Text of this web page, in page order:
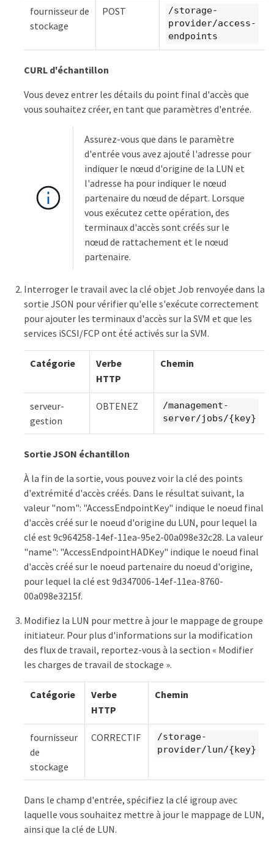
fournisseur de
stockage
POST
/storage-
provider/access-
endpoints
CURL d'échantillon
Vous devez entrer les détails du point final d'accès que
vous souhaitez créer, en tant que paramètres d'entrée.
Assurez-vous que dans le paramètre
d'entrée vous avez ajouté l'adresse pour
indiquer le nœud d'origine de la LUN et
l'adresse ha pour indiquer le nœud
partenaire du nœud de départ. Lorsque
vous exécutez cette opération, des
terminaux d'accès sont créés sur le
nœud de rattachement et le nœud
partenaire.
Interroger le travail avec la clé objet Job renvoyée dans la
sortie JSON pour vérifier qu'elle s'exécute correctement
pour ajouter les terminaux d'accès sur la SVM et que les
services iSCSI/FCP ont été activés sur la SVM.
Catégorie
Verbe
HTTP
Chemin
serveur-
gestion
OBTENEZ
/management-
server/jobs/{key}
Sortie JSON échantillon
À la fin de la sortie, vous pouvez voir la clé des points
d'extrémité d'accès créés. Dans le résultat suivant, la
valeur "nom": "AccessEndpointKey" indique le noeud final
d'accès créé sur le noeud d'origine du LUN, pour lequel la
clé est 9c964258-14ef-11ea-95e2-00a098e32c28. La valeur
"name": "AccessEndpointHADKey" indique le noeud final
d'accès créé sur le noeud partenaire du noeud d'origine,
pour lequel la clé est 9d347006-14ef-11ea-8760-
00a098e3215f.
Modifiez la LUN pour mettre à jour le mappage de groupe
initiateur. Pour plus d'informations sur la modification
des flux de travail, reportez-vous à la section « Modifier
les charges de travail de stockage ».
Catégorie
Verbe
HTTP
Chemin
fournisseur
de
stockage
CORRECTIF
/storage-
provider/lun/{key}
Dans le champ d'entrée, spécifiez la clé igroup avec
laquelle vous souhaitez mettre à jour le mappage de LUN,
ainsi que la clé de LUN.